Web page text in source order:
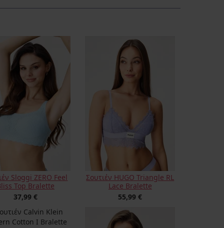
Sloggi ZERO Feel
Top Bralette
37,99 €
Σουτιέν HUGO Triangle RL
Lace Bralette
55,99 €